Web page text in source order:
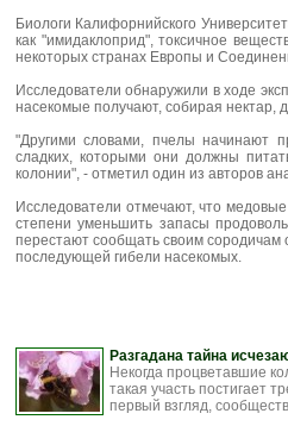
Биологи Калифорнийского
как "имидаклоприд", токсичное
некоторых странах Европы и
Исследователи обнаружили в ходе
насекомые получают, собирая нектар,
"Другими словами, пчелы начинают
сладких, которыми они должны
колонии", - отметил один из авторов
Исследователи отмечают, что
степени уменьшить запасы
перестают сообщать своим сородичам
последующей гибели насекомых.
Разгадана тайна
Некогда процветавшие
такая участь постигает
первый взгляд,